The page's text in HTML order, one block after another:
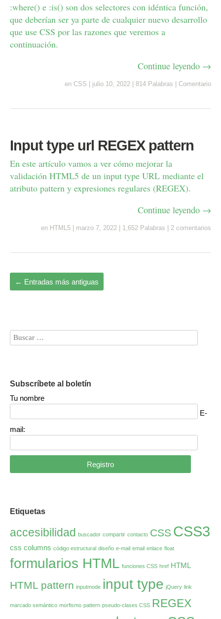
:where() e :is() son dos selectores con idéntica función,
que deberían ser ya parte de cualquier nuevo desarrollo
que use CSS por las razones que veremos a
continuación.
Continue leyendo →
en CSS julio 10, 2022 814 Palabras Comentario
Input type url REGEX pattern
En este artículo vamos a ver cómo mejorar la
validación HTML5 de un input type URL mediante el
atributo pattern y expresiones regulares (REGEX).
Continue leyendo →
en HTML5 marzo 7, 2022 1,652 Palabras 2 comentarios
← Entradas más antiguas
Subscríbete al boletín
Tu nombre
E-
mail:
Etiquetas
accesibilidad buscador compartir contacto CSS CSS3
css columns código estructural diseño e-mail email enlace float
formularios HTML funciones CSS href HTML
HTML pattern inputmode input type jQuery link
marcado semántico morfismo pattern pseudo-clases CSS REGEX